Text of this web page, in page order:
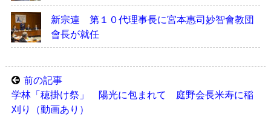
新宗連 第１０代理事長に宮本惠司妙智會教団
會長が就任
前の記事
学林「穂掛け祭」 陽光に包まれて 庭野会長米寿に稲
刈り（動画あり）